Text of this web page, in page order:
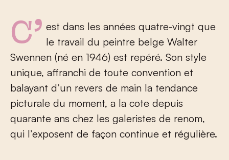
C’est dans les années quatre-vingt que le travail du peintre belge Walter
Swennen (né en 1946) est repéré. Son style
unique, affranchi de toute convention et
balayant d’un revers de main la tendance
picturale du moment, a la cote depuis
quarante ans chez les galeristes de renom,
qui l’exposent de façon continue et régulière.